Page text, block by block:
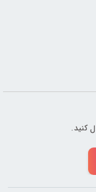
کنید.